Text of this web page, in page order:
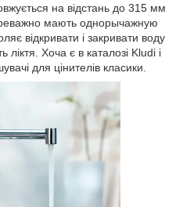
на відстань до 315 мм
мають однорычажную
відкривати і закривати воду
Хоча є в каталозі Kludi і
для цінителів класики.